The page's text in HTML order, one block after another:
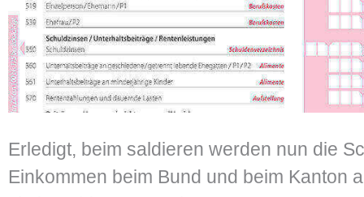
Erledigt, beim saldieren werden nun die
Einkommen beim Bund und beim Kanton